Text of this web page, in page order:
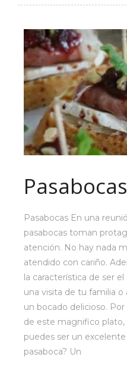
Pasabocas
Pasabocas En una
pasabocas toman
atención. No hay nada
atendido con cariño.
la característica de ser
una visita de tu familia
un bocado delicioso.
de este magnifico
puedes ser un
pasaboca? Un